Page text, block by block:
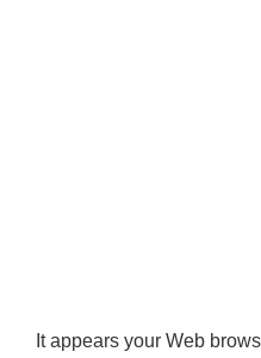
It appears your Web